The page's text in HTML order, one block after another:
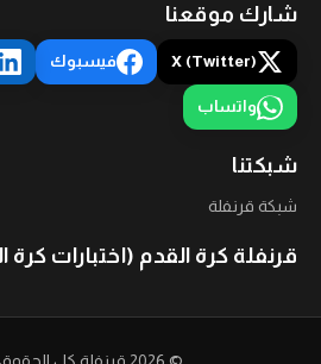
شارك موقعنا
X (Twitter) فيسبوك
واتساب
شبكتنا
شبكة قرنفلة
قرنفلة كرة القدم (اختبارات كرة